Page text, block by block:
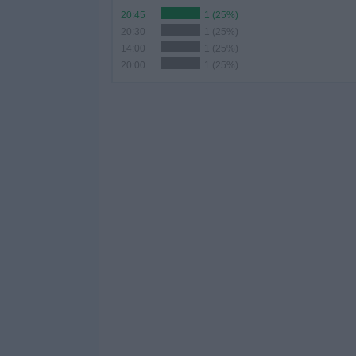
20:45
1 (25%)
20:30
1 (25%)
1 (25%)
20:00
1 (25%)